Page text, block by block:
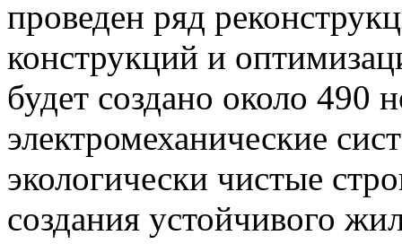
проведен ряд
конструкций и
будет создано около 490
электромеханические
экологически чистые
создания устойчивого